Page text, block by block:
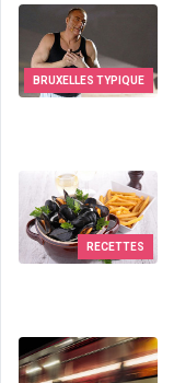
BRUXELLES TYPIQUE
RECETTES